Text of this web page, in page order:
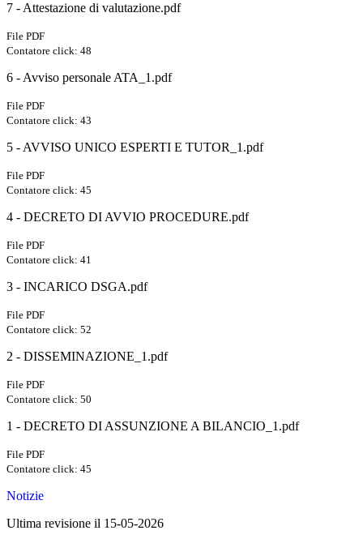
7 - Attestazione di valutazione.pdf
File PDF
Contatore click: 48
6 - Avviso personale ATA_1.pdf
File PDF
Contatore click: 43
5 - AVVISO UNICO ESPERTI E TUTOR_1.pdf
File PDF
Contatore click: 45
4 - DECRETO DI AVVIO PROCEDURE.pdf
File PDF
Contatore click: 41
3 - INCARICO DSGA.pdf
File PDF
Contatore click: 52
2 - DISSEMINAZIONE_1.pdf
File PDF
Contatore click: 50
1 - DECRETO DI ASSUNZIONE A BILANCIO_1.pdf
File PDF
Contatore click: 45
Notizie
Ultima revisione il 15-05-2026